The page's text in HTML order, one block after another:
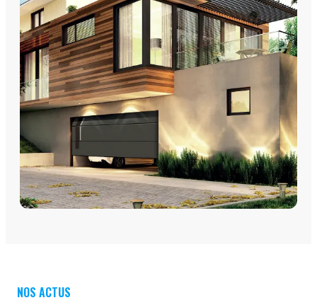
Volets Roulants Volets Coulissants Volets Battants
Découvrez nos volets roulants, coulissants et battants avec
pose par les équipes Plein Jour Habitat.
DÉCOUVRIR
Découvrez nos portes de garage sectionnelles, basculantes
NOS ACTUS